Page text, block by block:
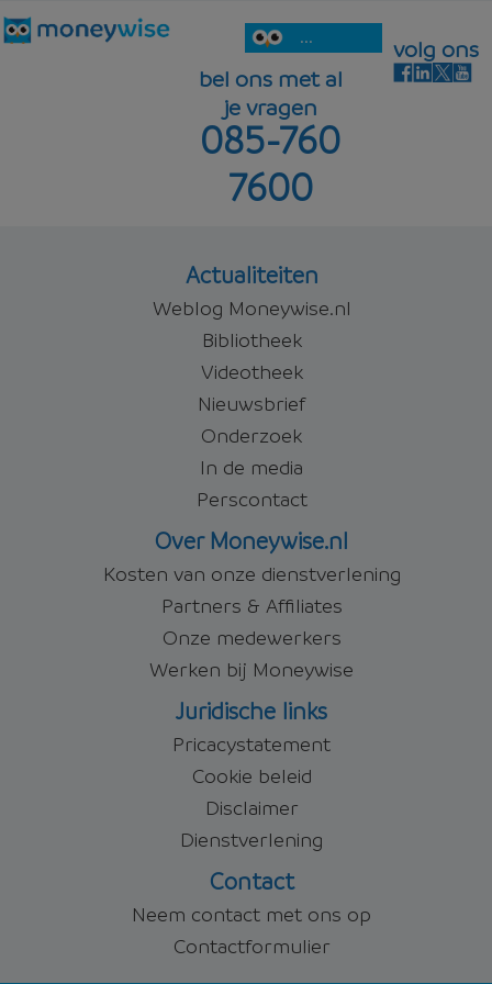
...
bel ons met al
je vragen
085-760
7600
volg ons
Actualiteiten
Weblog Moneywise.nl
Bibliotheek
Videotheek
Nieuwsbrief
Onderzoek
In de media
Perscontact
Over Moneywise.nl
Kosten van onze dienstverlening
Partners & Affiliates
Onze medewerkers
Werken bij Moneywise
Juridische links
Pricacystatement
Cookie beleid
Disclaimer
Dienstverlening
Contact
Neem contact met ons op
Contactformulier